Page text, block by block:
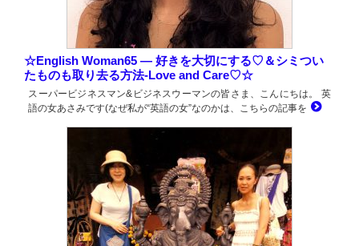
☆English Woman65 ― 好きを大切にする♡＆シミつい
たものも取り去る方法-Love and Care♡☆
スーパービジネスマン&ビジネスウーマンの皆さま、こんにちは。 英
語の女あさみです(なぜ私が“英語の女”なのかは、こちらの記事を